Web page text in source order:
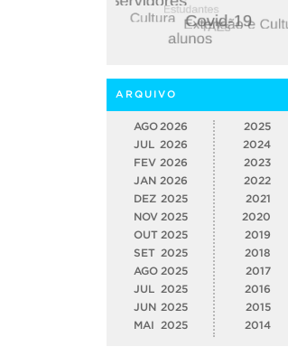
ARQUIVO
AGO 2026
JUL 2026
FEV 2026
JAN 2026
DEZ 2025
NOV 2025
OUT 2025
SET 2025
AGO 2025
JUL
2025
JUN 2025
MAI
2025
2025
2024
2023
2022
2021
2020
2019
2018
2017
2016
2015
2014